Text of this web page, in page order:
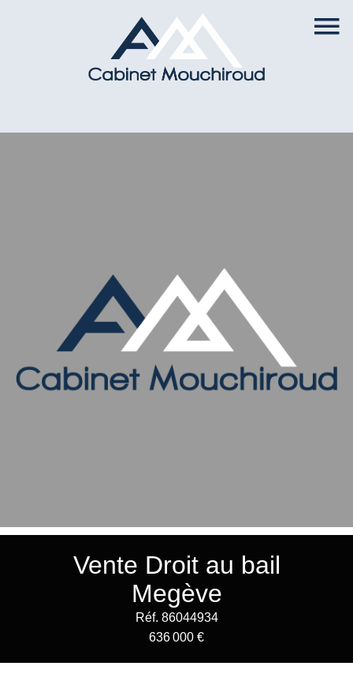
Vente Droit au bail
Megève
Réf. 86044934
636 000 €